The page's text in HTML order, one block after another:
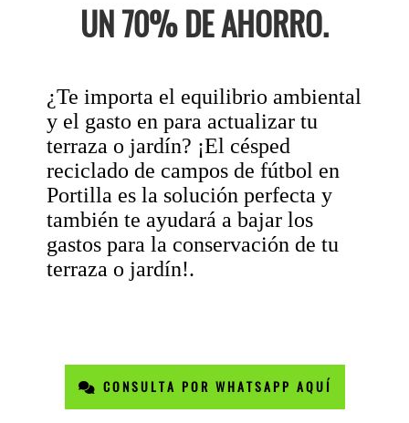
UN 70% DE AHORRO.
¿Te importa el equilibrio ambiental
y el gasto en para actualizar tu
terraza o jardín? ¡El césped
reciclado de campos de fútbol en
Portilla es la solución perfecta y
también te ayudará a bajar los
gastos para la conservación de tu
terraza o jardín!.
CONSULTA POR WHATSAPP AQUÍ